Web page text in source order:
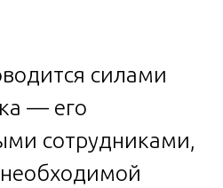
силами
— его
сотрудниками,